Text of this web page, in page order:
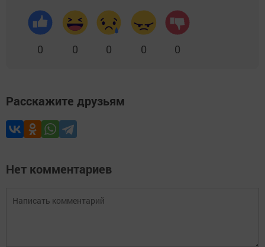
0 0 0 0 0
Расскажите друзьям
Нет комментариев